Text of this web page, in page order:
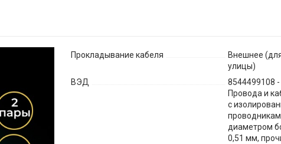
Прокладывание кабеля
Внешнее
улицы)
ВЭД
8544499108 -
Провода и
с
диаметром
0,51 мм,